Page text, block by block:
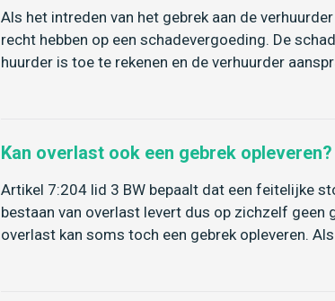
Als het intreden van het gebrek aan de
recht hebben op een schadevergoeding. De
huurder is toe te rekenen en de verhuurder
Kan overlast ook een gebrek opleveren?
Artikel 7:204 lid 3 BW bepaalt dat een feitelijke
bestaan van overlast levert dus op zichzelf geen
overlast kan soms toch een gebrek opleveren.